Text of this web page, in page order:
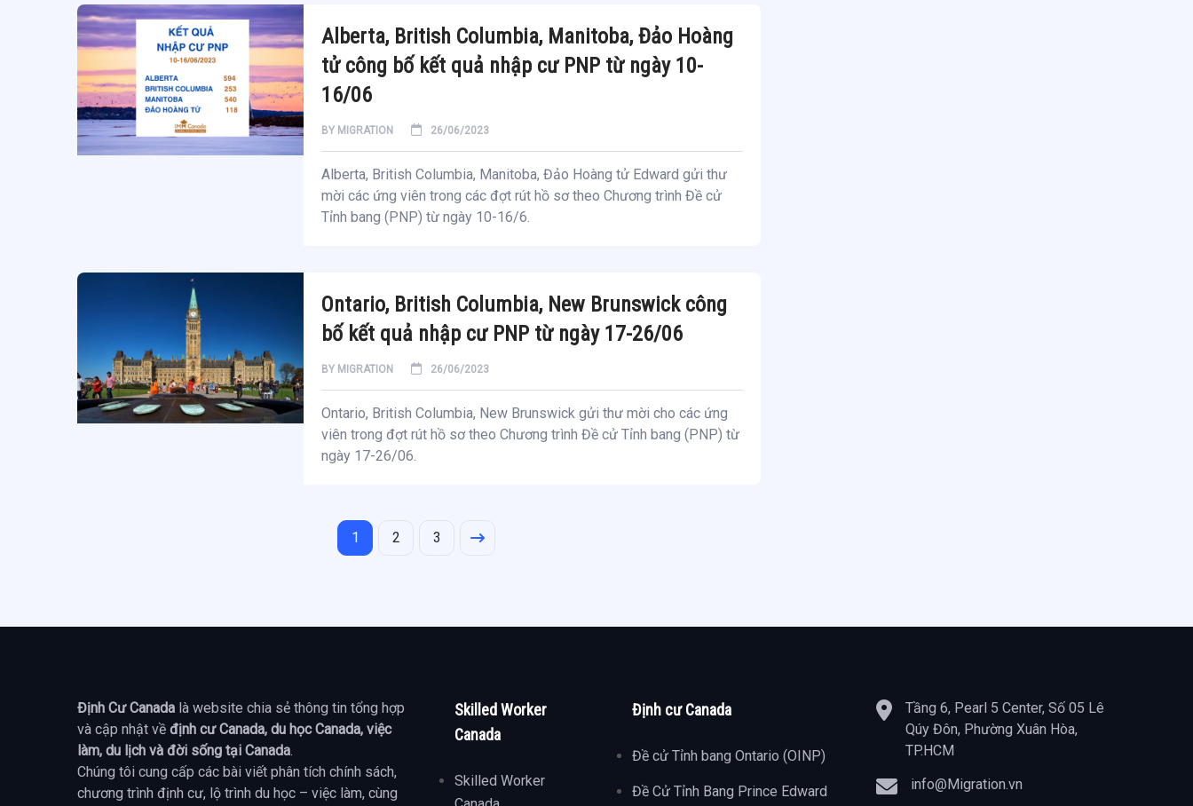
Alberta, British Columbia, Manitoba, Đảo Hoàng
tử công bố kết quả nhập cư PNP từ ngày 10-
16/06
BY MIGRATION 26/06/2023
Alberta, British Columbia, Manitoba, Đảo Hoàng tử Edward gửi thư
mời các ứng viên trong các đợt rút hồ sơ theo Chương trình Đề cử
Tỉnh bang (PNP) từ ngày 10-16/6.
Ontario, British Columbia, New Brunswick công
bố kết quả nhập cư PNP từ ngày 17-26/06
BY MIGRATION 26/06/2023
Ontario, British Columbia, New Brunswick gửi thư mời cho các ứng
viên trong đợt rút hồ sơ theo Chương trình Đề cử Tỉnh bang (PNP) từ
ngày 17-26/06.
1 2 3
Định Cư Canada là website chia sẻ thông tin tổng hợp
và cập nhật về định cư Canada, du học Canada, việc
làm, du lịch và đời sống tại Canada.
Chúng tôi cung cấp các bài viết phân tích chính sách,
chương trình định cư, lộ trình du học – việc làm, cùng
Skilled Worker
Canada
Skilled Worker
Định cư Canada
Đề cử Tỉnh bang Ontario (OINP)
Đề Cử Tỉnh Bang Prince Edward
Tầng 6, Pearl 5 Center, Số 05 Lê
Qúy Đôn, Phường Xuân Hòa,
TP.HCM
info@Migration.vn